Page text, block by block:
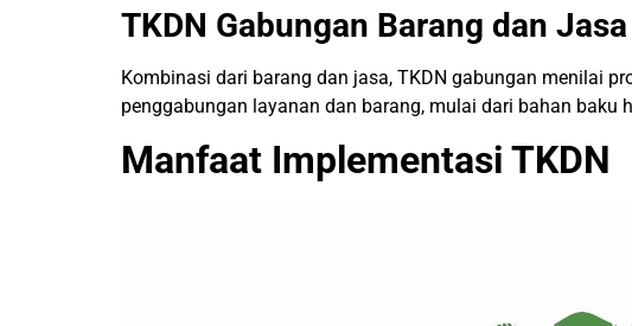
TKDN Gabungan Barang dan Jasa
Kombinasi dari barang dan jasa, TKDN gabungan menilai
penggabungan layanan dan barang, mulai dari bahan baku
Manfaat Implementasi TKDN